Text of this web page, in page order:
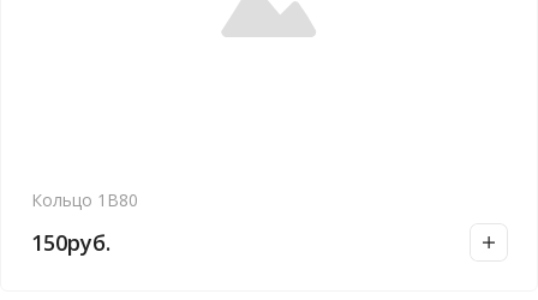
Кольцо 1В80
150руб.